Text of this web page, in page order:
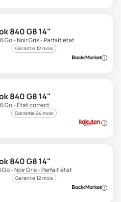
840 G8 14"
Go - Noir Gris - Parfait état
Garantie 12 mois
840 G8 14"
Go - État correct
Garantie 24 mois
840 G8 14"
Go - Noir Gris - Parfait état
Garantie 12 mois